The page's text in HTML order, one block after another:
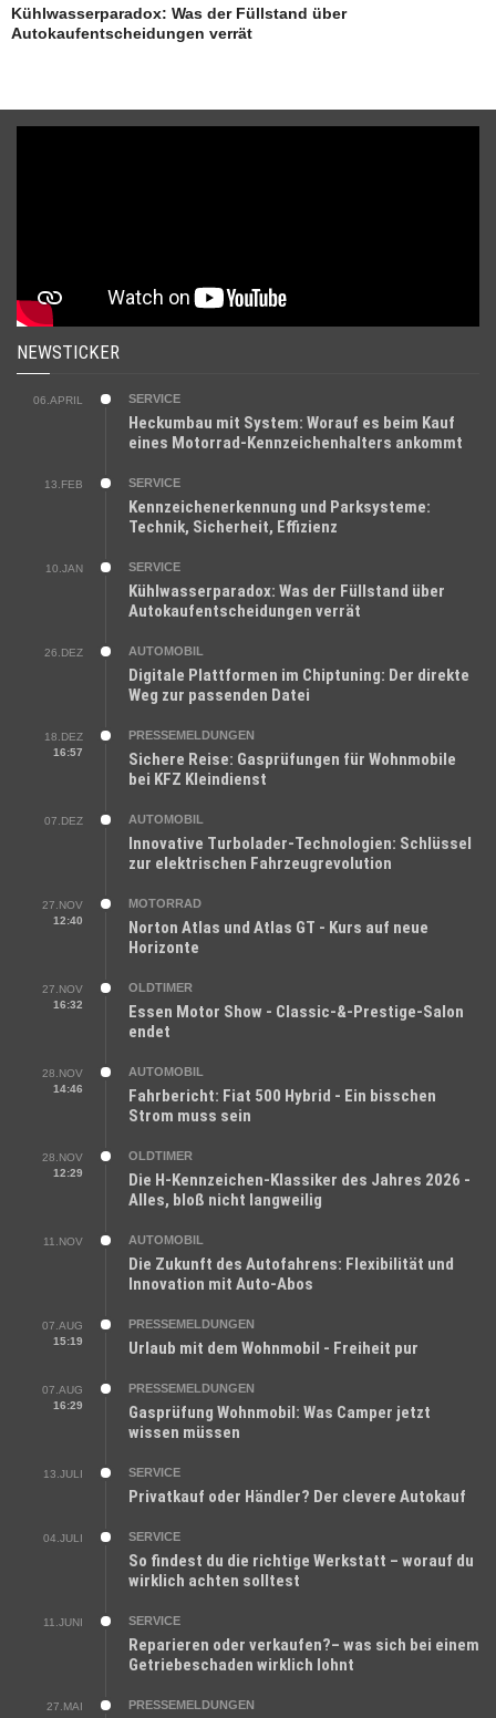
Kühlwasserparadox: Was der Füllstand über
Autokaufentscheidungen verrät
NEWSTICKER
06.APRIL SERVICE
Heckumbau mit System: Worauf es beim Kauf
eines Motorrad-Kennzeichenhalters ankommt
13.FEB SERVICE
Kennzeichenerkennung und Parksysteme:
Technik, Sicherheit, Effizienz
10.JAN SERVICE
Kühlwasserparadox: Was der Füllstand über
Autokaufentscheidungen verrät
26.DEZ AUTOMOBIL
Digitale Plattformen im Chiptuning: Der direkte
Weg zur passenden Datei
18.DEZ
16:57
PRESSEMELDUNGEN
Sichere Reise: Gasprüfungen für Wohnmobile
bei KFZ Kleindienst
07.DEZ AUTOMOBIL
Innovative Turbolader-Technologien: Schlüssel
zur elektrischen Fahrzeugrevolution
27.NOV
12:40
MOTORRAD
Norton Atlas und Atlas GT - Kurs auf neue
Horizonte
27.NOV
16:32
OLDTIMER
Essen Motor Show - Classic-&-Prestige-Salon
endet
28.NOV
14:46
AUTOMOBIL
Fahrbericht: Fiat 500 Hybrid - Ein bisschen
Strom muss sein
28.NOV
12:29
OLDTIMER
Die H-Kennzeichen-Klassiker des Jahres 2026 -
Alles, bloß nicht langweilig
11.NOV AUTOMOBIL
Die Zukunft des Autofahrens: Flexibilität und
Innovation mit Auto-Abos
07.AUG
15:19
PRESSEMELDUNGEN
Urlaub mit dem Wohnmobil - Freiheit pur
07.AUG
16:29
PRESSEMELDUNGEN
Gasprüfung Wohnmobil: Was Camper jetzt
wissen müssen
13.JULI SERVICE
Privatkauf oder Händler? Der clevere Autokauf
04.JULI SERVICE
So findest du die richtige Werkstatt – worauf du
wirklich achten solltest
11.JUNI SERVICE
Reparieren oder verkaufen?– was sich bei einem
Getriebeschaden wirklich lohnt
27.MAI
PRESSEMELDUNGEN